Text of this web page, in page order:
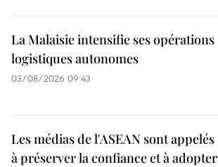
La Malaisie intensifie ses opérations
logistiques autonomes
03/08/2026 09:43
Les médias de l'ASEAN sont appelés
à préserver la confiance et à adopter